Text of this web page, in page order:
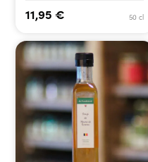
50 cl
11,95€